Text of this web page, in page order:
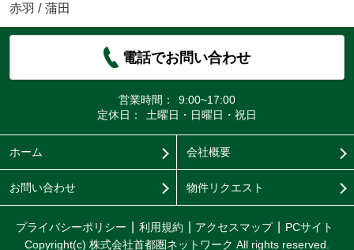
赤羽 / 蒲田
電話でお問い合わせ
営業時間：
9:00~17:00
定休日：
土曜日・日曜日・祝日
ホーム 会社概要
お問い合わせ 物件リクエスト
プライバシーポリシー 利用規約 アクセスマップ
PCサイト
Copyright(c) 株式会社首都圏ネットワーク All rights reserved.